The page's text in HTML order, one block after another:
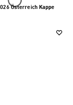
Österreich Kappe